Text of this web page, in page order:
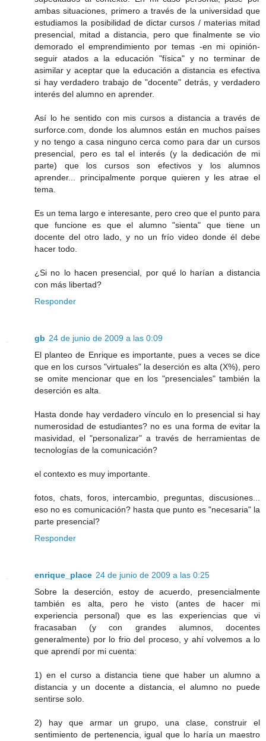
ambas situaciones, primero a través de la universidad que
estudiamos la posibilidad de dictar cursos / materias mitad
presencial, mitad a distancia, pero que finalmente se vio
demorado el emprendimiento por temas -en mi opinión-
seguir atados a la educación "física" y no terminar de
asimilar y aceptar que la educación a distancia es efectiva
si hay verdadero trabajo de "docente" detrás, y verdadero
interés del alumno en aprender.
Así lo he sentido con mis cursos a distancia a través de
surforce.com, donde los alumnos están en muchos países
y no tengo a casa ninguno cerca como para dar un cursos
presencial, pero es tal el interés (y la dedicación de mi
parte) que los cursos son efectivos y los alumnos
aprender... principalmente porque quieren y les atrae el
tema.
Es un tema largo e interesante, pero creo que el punto para
que funcione es que el alumno "sienta" que tiene un
docente del otro lado, y no un frío video donde él debe
hacer todo.
¿Si no lo hacen presencial, por qué lo harían a distancia
con más libertad?
Responder
gb 24 de junio de 2009 a las 0:09
El planteo de Enrique es importante, pues a veces se dice
que en los cursos "virtuales" la deserción es alta (X%), pero
se omite mencionar que en los "presenciales" también la
deserción es alta.
Hasta donde hay verdadero vínculo en lo presencial si hay
numerosidad de estudiantes? no es una forma de evitar la
masividad, el "personalizar" a través de herramientas de
tecnologías de la comunicación?
el contexto es muy importante.
fotos, chats, foros, intercambio, preguntas, discusiones...
eso no es comunicación? hasta que punto es "necesaria" la
parte presencial?
Responder
enrique_place 24 de junio de 2009 a las 0:25
Sobre la deserción, estoy de acuerdo, presencialmente
también es alta, pero he visto (antes de hacer mi
experiencia personal) que es las experiencias que vi
fracasaban (y con grandes alumnos, docentes
generalmente) por lo frio del proceso, y ahí volvemos a lo
que aprendí por mi cuenta:
1) en el curso a distancia tiene que haber un alumno a
distancia y un docente a distancia, el alumno no puede
sentirse solo.
2) hay que armar un grupo, una clase, construir el
sentimiento de pertenencia, igual que lo haría un maestro